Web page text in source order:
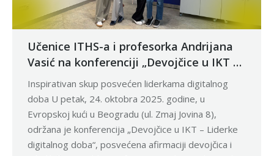
Učenice ITHS-a i profesorka Andrijana
Vasić na konferenciji „Devojčice u IKT –
Liderke digitalnog doba“
Inspirativan skup posvećen liderkama digitalnog
doba U petak, 24. oktobra 2025. godine, u
Evropskoj kući u Beogradu (ul. Zmaj Jovina 8),
održana je konferencija „Devojčice u IKT – Liderke
digitalnog doba“, posvećena afirmaciji devojčica i